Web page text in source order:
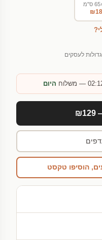
גדולות לעסקים
היום
הוסיפו טקסט